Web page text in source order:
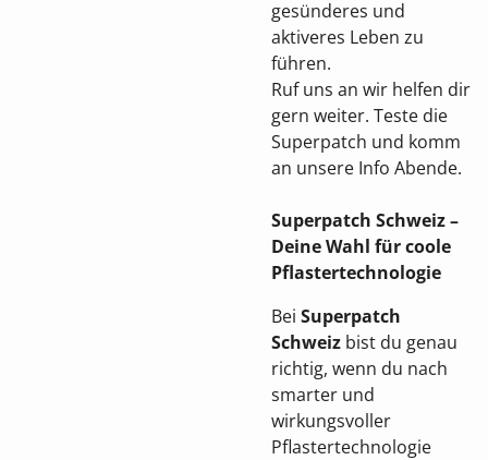
gesünderes und
aktiveres Leben zu
führen.
Ruf uns an wir helfen dir
gern weiter. Teste die
Superpatch und komm
an unsere Info Abende.
Superpatch Schweiz –
Deine Wahl für coole
Pflastertechnologie
Bei Superpatch
Schweiz bist du genau
richtig, wenn du nach
smarter und
wirkungsvoller
Pflastertechnologie